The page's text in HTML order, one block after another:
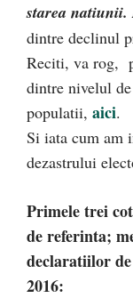
starea
dintre declinul
Reciti, va rog,
dintre nivelul
populatii, aici.
Si iata cum
dezastrului
Primele trei
de referinta;
declaratiilor
2016: